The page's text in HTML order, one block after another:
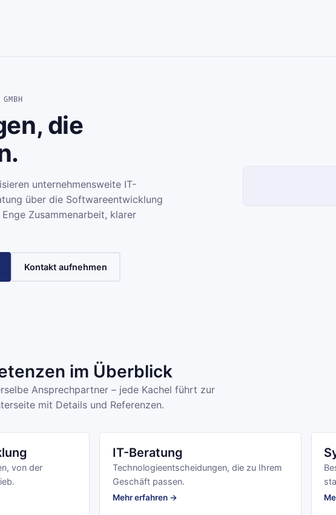
die
unternehmensweite IT-
über die Softwareentwicklung
Zusammenarbeit, klarer
Kontakt aufnehmen
im Überblick
Ansprechpartner – jede Kachel führt zur
mit Details und Referenzen.
von der
IT-Beratung
Technologieentscheidungen, die zu Ihrem
Geschäft passen.
Mehr erfahren →